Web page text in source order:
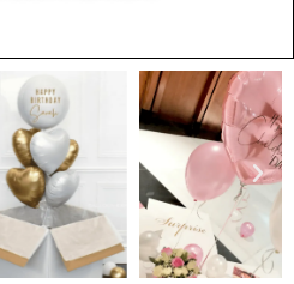
LUXURY BOX & CO